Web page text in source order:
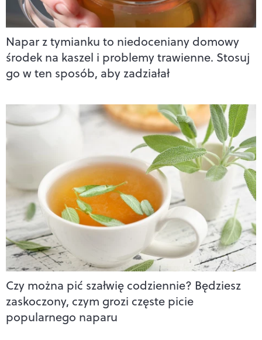
Napar z tymianku to niedoceniany domowy
środek na kaszel i problemy trawienne. Stosuj
go w ten sposób, aby zadziałał
Czy można pić szałwię codziennie? Będziesz
zaskoczony, czym grozi częste picie
popularnego naparu